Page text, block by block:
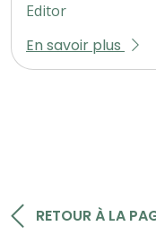
Editor
En savoir plus
RETOUR À LA